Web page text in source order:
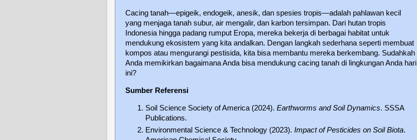
Cacing tanah—epigeik, endogeik, anesik, dan spesies tropis—adalah pahlawan kecil
yang menjaga tanah subur, air mengalir, dan karbon tersimpan. Dari hutan tropis
Indonesia hingga padang rumput Eropa, mereka bekerja di berbagai habitat untuk
mendukung ekosistem yang kita andalkan. Dengan langkah sederhana seperti membuat
kompos atau mengurangi pestisida, kita bisa membantu mereka berkembang. Sudahkah
Anda memikirkan bagaimana Anda bisa mendukung cacing tanah di lingkungan Anda hari
ini?
Sumber Referensi
Soil Science Society of America (2024). Earthworms and Soil Dynamics. SSSA
Publications.
Environmental Science & Technology (2023). Impact of Pesticides on Soil Biota.